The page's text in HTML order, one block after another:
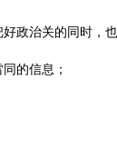
政治关的同时，
的信息；